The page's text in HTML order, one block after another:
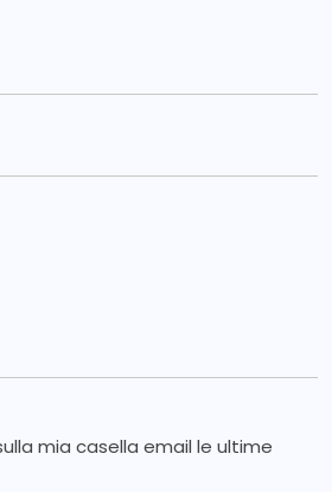
mia casella email le ultime